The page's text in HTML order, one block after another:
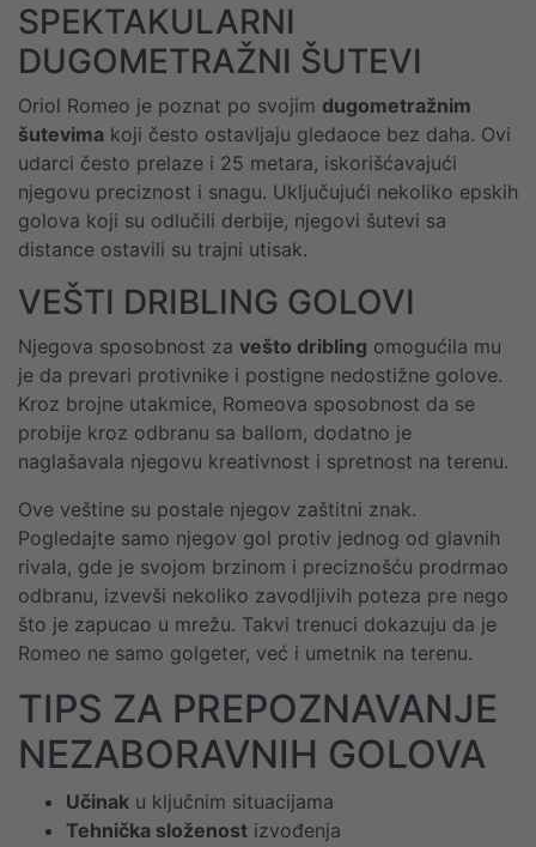
SPEKTAKULARNI
DUGOMETRAŽNI ŠUTEVI
Oriol Romeo je poznat po svojim dugometražnim
šutevima koji često ostavljaju gledaoce bez daha. Ovi
udarci često prelaze i 25 metara, iskorišćavajući
njegovu preciznost i snagu. Uključujući nekoliko epskih
golova koji su odlučili derbije, njegovi šutevi sa
distance ostavili su trajni utisak.
VEŠTI DRIBLING GOLOVI
Njegova sposobnost za vešto dribling omogućila mu
je da prevari protivnike i postigne nedostižne golove.
Kroz brojne utakmice, Romeova sposobnost da se
probije kroz odbranu sa ballom, dodatno je
naglašavala njegovu kreativnost i spretnost na terenu.
Ove veštine su postale njegov zaštitni znak.
Pogledajte samo njegov gol protiv jednog od glavnih
rivala, gde je svojom brzinom i preciznošću prodrmao
odbranu, izvevši nekoliko zavodljivih poteza pre nego
što je zapucao u mrežu. Takvi trenuci dokazuju da je
Romeo ne samo golgeter, već i umetnik na terenu.
TIPS ZA PREPOZNAVANJE
NEZABORAVNIH GOLOVA
Učinak u ključnim situacijama
Tehnička složenost izvođenja